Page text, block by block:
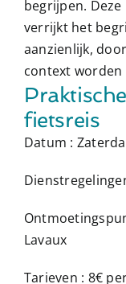
begrijpen.
verrijkt het
aanzienlijk,
context worden
fietsreis
Datum :
Lavaux
Tarieven : 8€